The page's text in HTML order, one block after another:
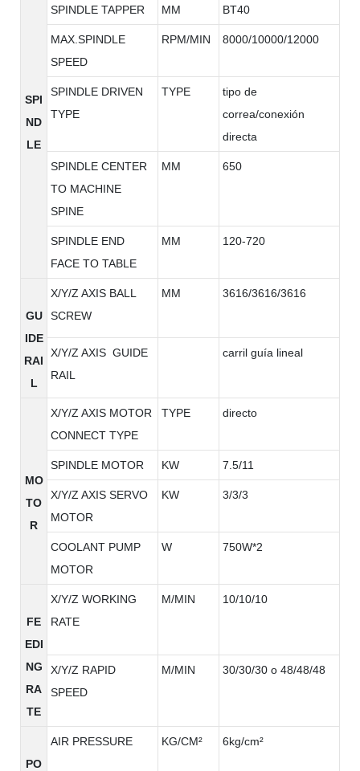
SPI
ND
LE
SPINDLE TAPPER MM BT40
MAX.SPINDLE
SPEED
RPM/MIN 8000/10000/12000
SPINDLE DRIVEN
TYPE
TYPE
tipo de
correa/conexión
directa
SPINDLE CENTER
TO MACHINE
SPINE
MM 650
SPINDLE END
FACE TO TABLE
MM 120-720
GU
IDE
RAI
L
X/Y/Z AXIS BALL
SCREW
MM 3616/3616/3616
X/Y/Z AXIS GUIDE
RAIL
carril guía lineal
MO
TO
R
X/Y/Z AXIS MOTOR
CONNECT TYPE
TYPE directo
SPINDLE MOTOR KW 7.5/11
X/Y/Z AXIS SERVO
MOTOR
KW 3/3/3
COOLANT PUMP
MOTOR
W 750W*2
FE
EDI
NG
RA
TE
X/Y/Z WORKING
RATE
M/MIN 10/10/10
X/Y/Z RAPID
SPEED
M/MIN 30/30/30 o 48/48/48
PO
AIR PRESSURE KG/CM² 6kg/cm²